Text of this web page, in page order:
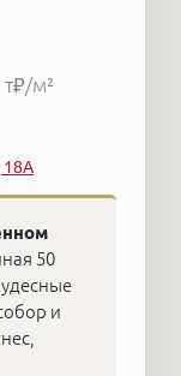
/м²
18А
50
и